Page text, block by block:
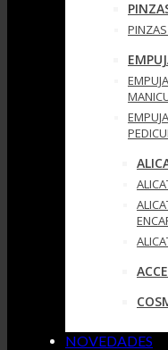
PINZAS
NOVEDADES